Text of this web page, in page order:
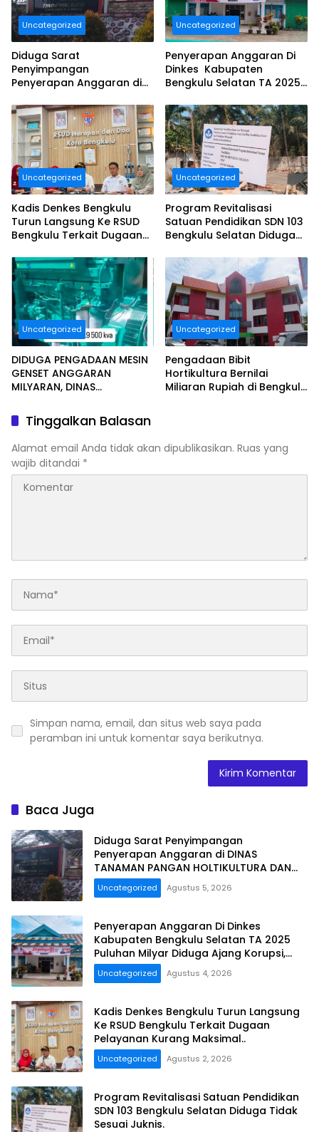
Uncategorized
Diduga Sarat
Penyimpangan
Penyerapan Anggaran di
HOLTIKULTURA DAN
PERKEBUNAN PROVINSI
BENGKULU Tahun
Anggaran 2025 Resmi
Dilaporkan
Uncategorized
Penyerapan Anggaran Di
Dinkes Kabupaten
Bengkulu Selatan TA 2025
Ajang Korupsi, Dan Segera
Dilaporkan.
Uncategorized
Kadis Denkes Bengkulu
Turun Langsung Ke RSUD
Bengkulu Terkait Dugaan
Maksimal..
Uncategorized
Program Revitalisasi
Satuan Pendidikan SDN 103
Bengkulu Selatan Diduga
Uncategorized
DIDUGA PENGADAAN MESIN
GENSET ANGGARAN
MILYARAN, DINAS
SELATAN MENDAPAT
SOROTAN MASYARAKAT
RELASI PUBLIK.
Uncategorized
Pengadaan Bibit
Hortikultura Bernilai
Miliaran Rupiah di Bengkulu
Tinggalkan Balasan
Alamat email Anda tidak akan dipublikasikan. Ruas yang
wajib ditandai *
Simpan nama, email, dan situs web saya pada
peramban ini untuk komentar saya berikutnya.
Baca Juga
Diduga Sarat Penyimpangan
Penyerapan Anggaran di DINAS
TANAMAN PANGAN HOLTIKULTURA DAN
PERKEBUNAN PROVINSI BENGKULU Tahun
Anggaran 2025 Resmi Dilaporkan
Uncategorized Agustus 5, 2026
Penyerapan Anggaran Di Dinkes
Kabupaten Bengkulu Selatan TA 2025
Puluhan Milyar Diduga Ajang Korupsi,
Dan Segera Dilaporkan.
Uncategorized Agustus 4, 2026
Kadis Denkes Bengkulu Turun Langsung
Ke RSUD Bengkulu Terkait Dugaan
Pelayanan Kurang Maksimal..
Uncategorized Agustus 2, 2026
Program Revitalisasi Satuan Pendidikan
SDN 103 Bengkulu Selatan Diduga Tidak
Sesuai Juknis.